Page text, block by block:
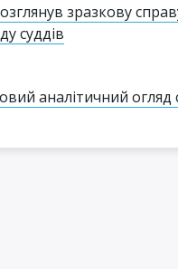
зразкову
суддів
аналітичний огляд